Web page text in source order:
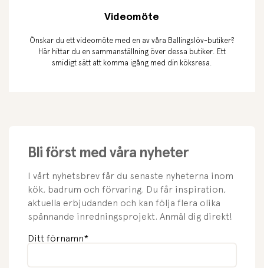
Videomöte
Önskar du ett videomöte med en av våra Ballingslöv-butiker?
Här hittar du en sammanställning över dessa butiker. Ett
smidigt sätt att komma igång med din köksresa.
Bli först med våra nyheter
I vårt nyhetsbrev får du senaste nyheterna inom
kök, badrum och förvaring. Du får inspiration,
aktuella erbjudanden och kan följa flera olika
spännande inredningsprojekt. Anmäl dig direkt!
Ditt förnamn*